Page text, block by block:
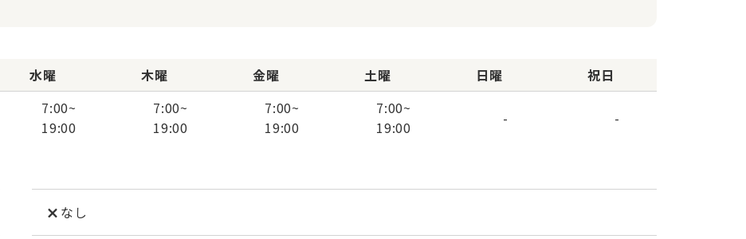
水曜
7:00~
19:00
木曜
7:00~
19:00
金曜
7:00~
19:00
土曜
7:00~
19:00
日曜
-
祝日
-
なし